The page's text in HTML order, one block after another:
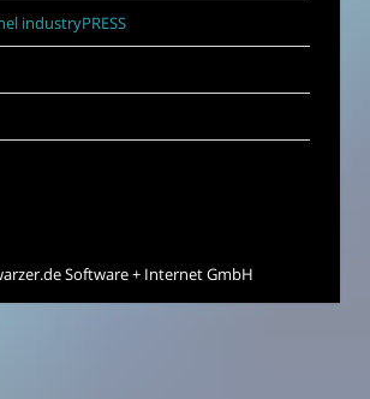
industryPRESS
Software + Internet GmbH